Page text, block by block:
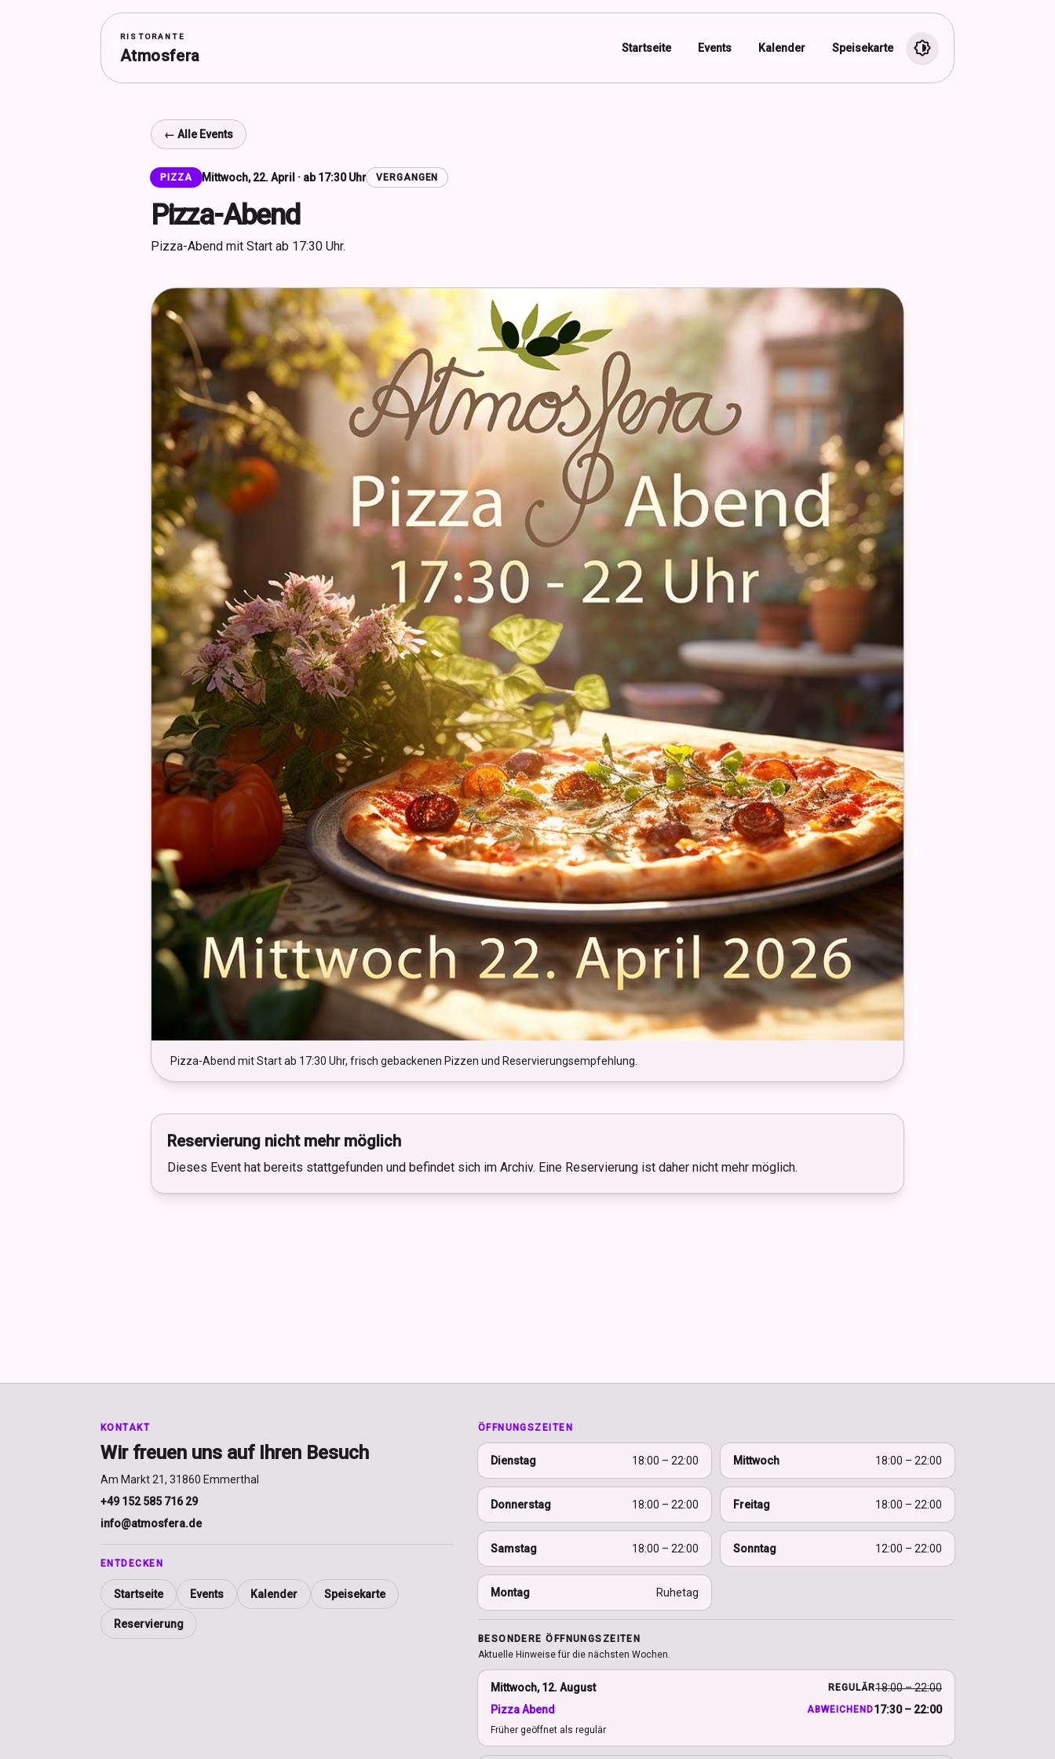
RISTORANTE
Atmosfera Startseite Events Kalender Speisekarte
← Alle Events
PIZZA Mittwoch, 22. April · ab 17:30 Uhr VERGANGEN
Pizza-Abend
Pizza-Abend mit Start ab 17:30 Uhr.
Pizza-Abend mit Start ab 17:30 Uhr, frisch gebackenen Pizzen und Reservierungsempfehlung.
Reservierung nicht mehr möglich
Dieses Event hat bereits stattgefunden und befindet sich im Archiv. Eine Reservierung ist daher nicht mehr möglich.
KONTAKT
Wir freuen uns auf Ihren Besuch
Am Markt 21, 31860 Emmerthal
+49 152 585 716 29
info@atmosfera.de
ENTDECKEN
Startseite Events Kalender Speisekarte
Reservierung
ÖFFNUNGSZEITEN
Dienstag 18:00 – 22:00 Mittwoch 18:00 – 22:00
Donnerstag 18:00 – 22:00 Freitag 18:00 – 22:00
Samstag 18:00 – 22:00 Sonntag 12:00 – 22:00
Montag Ruhetag
BESONDERE ÖFFNUNGSZEITEN
Aktuelle Hinweise für die nächsten Wochen.
Mittwoch, 12. August REGULÄR18:00 – 22:00
Pizza Abend
ABWEICHEND17:30 – 22:00
Früher geöffnet als regulär